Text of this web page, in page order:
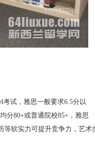
试，雅思一般要求6.5分以
分80+或普通院校85+，雅思
等软实力可提升竞争力，艺术